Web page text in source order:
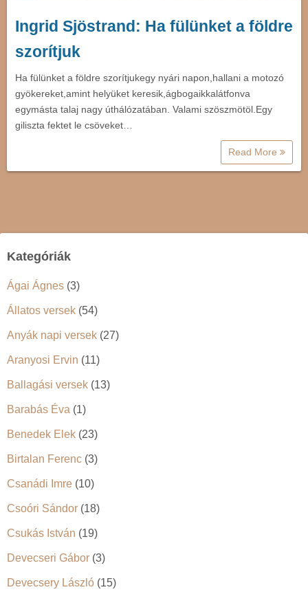
Ingrid Sjöstrand: Ha fülünket a földre
szorítjuk
Ha fülünket a földre szorítjukegy nyári napon,hallani a motozó
gyökereket,amint helyüket keresik,ágbogaikkalátfonva
egymásta talaj nagy úthálózatában. Valami szöszmötöl.Egy
giliszta fektet le csöveket…
Read More
Kategóriák
Ágai Ágnes (3)
Állatos versek (54)
Anyák napi versek (27)
Aranyosi Ervin (11)
Ballagási versek (13)
Barabás Éva (1)
Benedek Elek (23)
Birtalan Ferenc (3)
Csanádi Imre (10)
Csoóri Sándor (18)
Csukás István (19)
Devecseri Gábor (3)
Devecsery László (15)